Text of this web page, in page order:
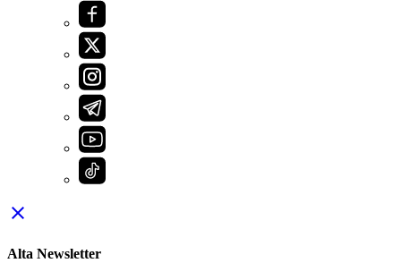
close
Alta Newsletter